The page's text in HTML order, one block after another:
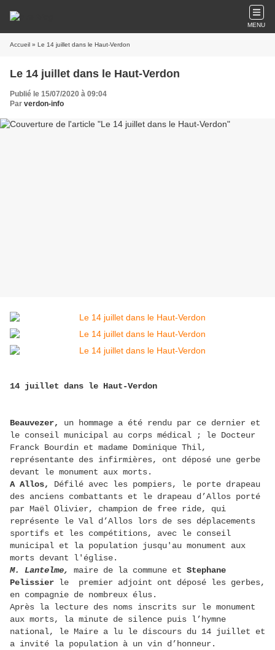
MENU
Accueil » Le 14 juillet dans le Haut-Verdon
Le 14 juillet dans le Haut-Verdon
Publié le 15/07/2020 à 09:04
Par verdon-info
14 juillet dans le Haut-Verdon
Beauvezer,
un hommage a été rendu par ce dernier et
le conseil municipal au corps médical ; le Docteur
Franck Bourdin et madame Dominique Thil,
représentante des infirmières, ont déposé une gerbe
devant le monument aux morts.
A Allos,
Défilé avec les pompiers, le porte drapeau
des anciens combattants et le drapeau d’Allos porté
par Maël Olivier, champion de free ride, qui
représente le Val d’Allos lors de ses déplacements
sportifs et les compétitions, avec le conseil
municipal et la population jusqu'au monument aux
morts devant l'église.
M. Lantelme,
maire de la commune et Stephane
Pelissier le premier adjoint ont déposé les gerbes,
en compagnie de nombreux élus.
Après la lecture des noms inscrits sur le monument
aux morts, la minute de silence puis l’hymne
national, le Maire a lu le discours du 14 juillet et
a invité la population à un vin d’honneur.